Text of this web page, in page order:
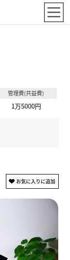
管理費(共益費)
1万5000円